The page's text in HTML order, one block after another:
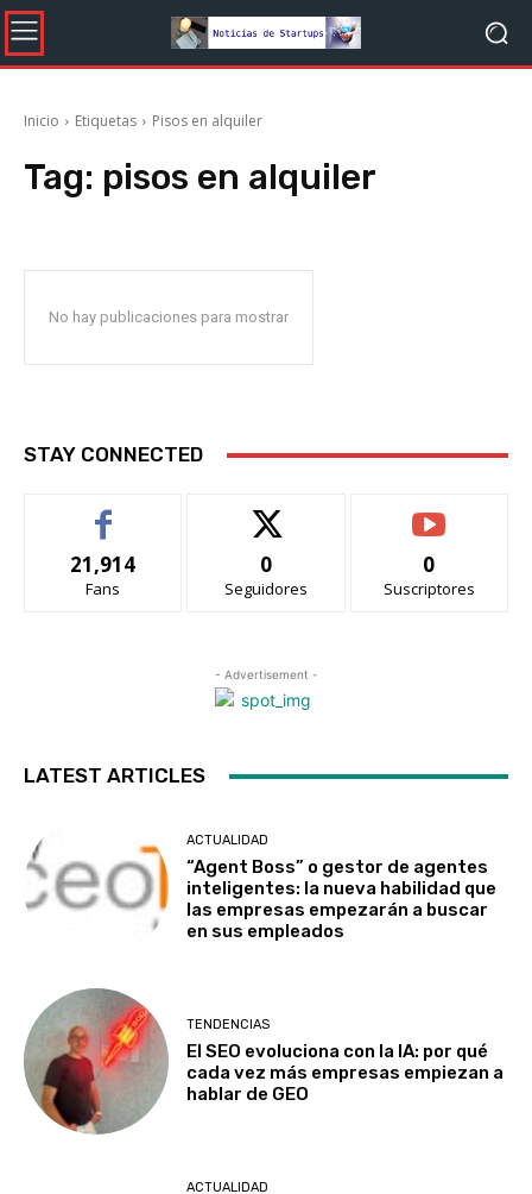
Inicio Etiquetas Pisos en alquiler
Tag: pisos en alquiler
No hay publicaciones para mostrar
STAY CONNECTED
21,914
Fans
0
Seguidores
0
Suscriptores
- Advertisement -
LATEST ARTICLES
ACTUALIDAD
“Agent Boss” o gestor de agentes
inteligentes: la nueva habilidad que
las empresas empezarán a buscar
en sus empleados
TENDENCIAS
El SEO evoluciona con la IA: por qué
cada vez más empresas empiezan a
hablar de GEO
ACTUALIDAD